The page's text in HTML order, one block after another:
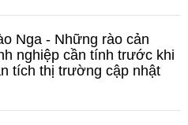
Nga - Những rào cản
nghiệp cần tính trước khi
tích thị trường cập nhật